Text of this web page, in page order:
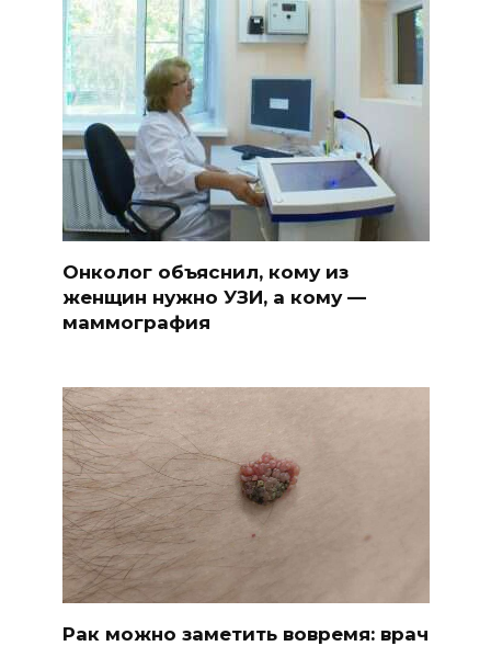
Онколог объяснил, кому из
женщин нужно УЗИ, а кому —
маммография
Рак можно заметить вовремя: врач